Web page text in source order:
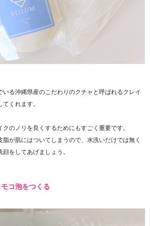
いる沖縄県産のこだわりのクチャと呼ばれるクレイ
くれます。
のノリを良くするためにもすごく重要です。
が肌にはついてしまうので、水洗いだけでは無く
をしてあげましょう。
コ泡をつくる